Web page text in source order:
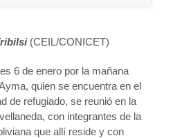
(CEIL/CONICET)
6 de enero por la mañana
quien se encuentra en el
de refugiado, se reunió en la
con integrantes de la
que allí reside y con